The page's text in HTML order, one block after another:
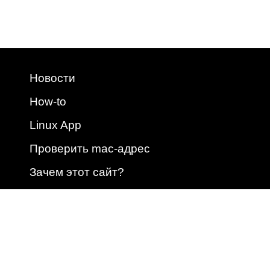
Новости
How-to
Linux App
Проверить mac-адрес
Зачем этот сайт?